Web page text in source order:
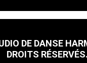
DE DANSE
DROITS RÉSERVÉS.